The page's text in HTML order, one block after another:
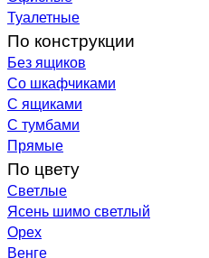
Туалетные
По конструкции
Без ящиков
Со шкафчиками
С ящиками
С тумбами
Прямые
По цвету
Светлые
Ясень шимо светлый
Орех
Венге